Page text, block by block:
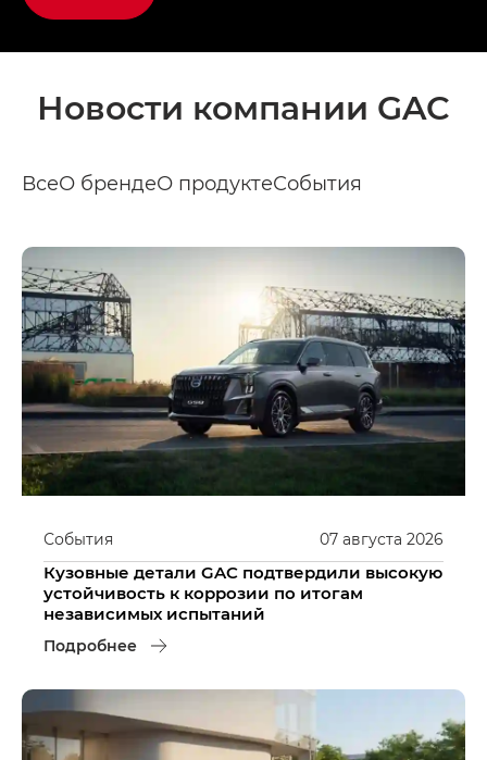
Новости компании GAC
ВсеО брендеО продуктеСобытия
07 августа 2026
События
Кузовные детали GAC подтвердили высокую
устойчивость к коррозии по итогам
независимых испытаний
Подробнее